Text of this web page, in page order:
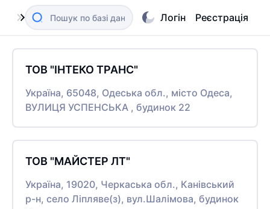
Логін Реєстрація
ТОВ "ІНТЕКО ТРАНС"
Україна, 65048, Одеська обл., місто Одеса,
ВУЛИЦЯ УСПЕНСЬКА , будинок 22
ТОВ "МАЙСТЕР ЛТ"
Україна, 19020, Черкаська обл., Канівський
р-н, село Ліпляве(з), вул.Шалімова, будинок